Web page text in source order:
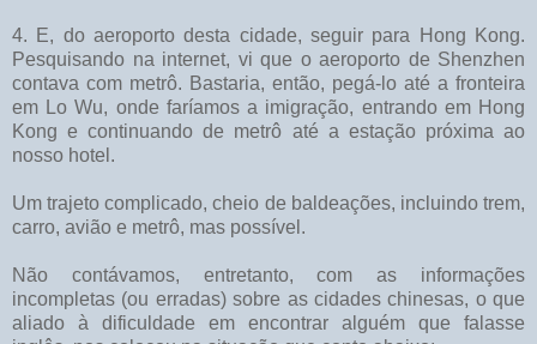
4. E, do aeroporto desta cidade, seguir para Hong Kong.
Pesquisando na internet, vi que o aeroporto de Shenzhen
contava com metrô. Bastaria, então, pegá-lo até a fronteira
em Lo Wu, onde faríamos a imigração, entrando em Hong
Kong e continuando de metrô até a estação próxima ao
nosso hotel.
Um trajeto complicado, cheio de baldeações, incluindo trem,
carro, avião e metrô, mas possível.
Não contávamos, entretanto, com as informações
incompletas (ou erradas) sobre as cidades chinesas, o que
aliado à dificuldade em encontrar alguém que falasse